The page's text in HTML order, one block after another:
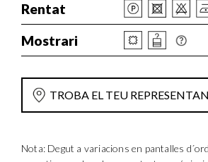
Rentat
Mostrari
TROBA EL TEU
Nota: Degut a variacions en pantalles